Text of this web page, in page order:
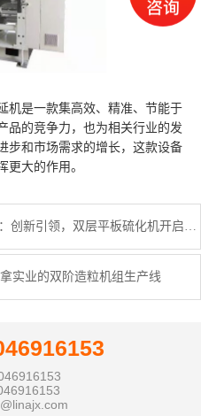
机是一款集高效、精准、节能于
品的竞争力，也为相关行业的发
步和市场需求的增长，这款设备
更大的作用。
实业的双阶造粒机组生产线